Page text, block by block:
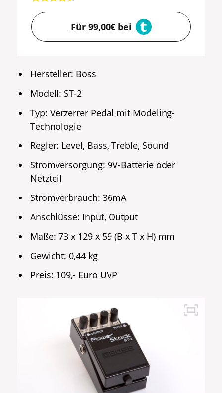
Für 99,00€ bei
Hersteller: Boss
Modell: ST-2
Typ: Verzerrer Pedal mit Modeling-
Technologie
Regler: Level, Bass, Treble, Sound
Stromversorgung: 9V-Batterie oder
Netzteil
Stromverbrauch: 36mA
Anschlüsse: Input, Output
Maße: 73 x 129 x 59 (B x T x H) mm
Gewicht: 0,44 kg
Preis: 109,- Euro UVP